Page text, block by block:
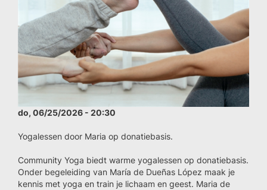
do, 06/25/2026 - 20:30
Yogalessen door Maria op donatiebasis.
Community Yoga biedt warme yogalessen op donatiebasis.
Onder begeleiding van María de Dueñas López maak je
kennis met yoga en train je lichaam en geest. Maria de